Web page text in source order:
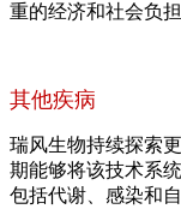
重的经济和社会负担
其他疾病
瑞风生物持续探索
期能够将该技术系
包括代谢、感染和